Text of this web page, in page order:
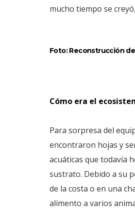
mucho tiempo se
Foto: Reconstrucción
Cómo era el
Para sorpresa del
encontraron hojas y
acuáticas que todavía
sustrato. Debido a su
de la costa o en una
alimento a varios